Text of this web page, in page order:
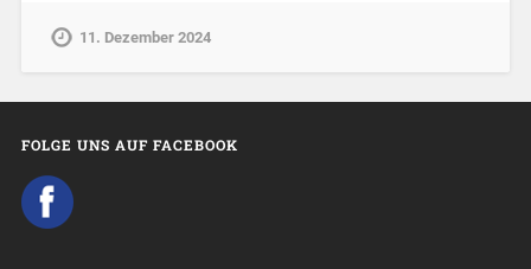
11. Dezember 2024
FOLGE UNS AUF FACEBOOK